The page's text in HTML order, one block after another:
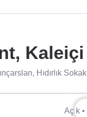
Hıdırlık
Açık •